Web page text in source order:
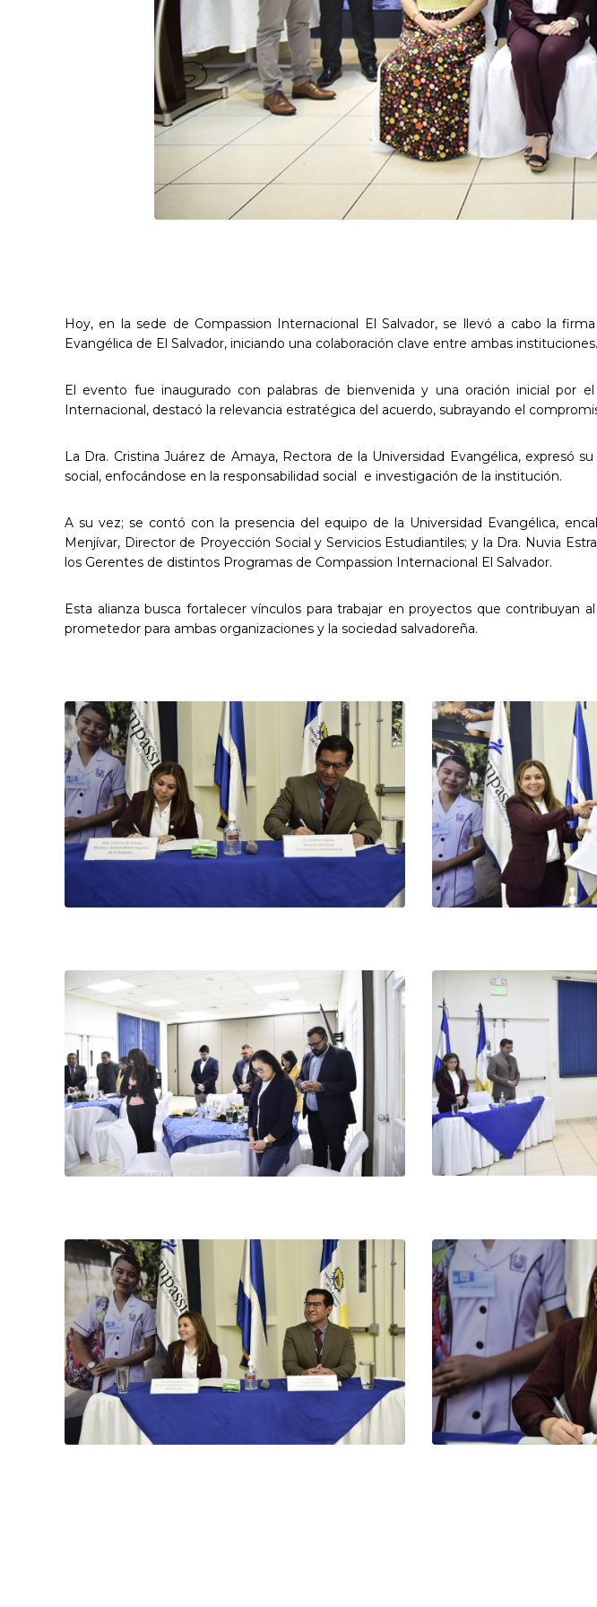
Hoy, en la sede de Compassion Internacional El Salvador, se llevó a cabo la
Evangélica de El Salvador, iniciando una colaboración clave entre ambas instituciones.
El evento fue inaugurado con palabras de bienvenida y una oración inicial por
Internacional, destacó la relevancia estratégica del acuerdo, subrayando el
La Dra. Cristina Juárez de Amaya, Rectora de la Universidad Evangélica, expresó
social, enfocándose en la responsabilidad social e investigación de la institución.
A su vez; se contó con la presencia del equipo de la Universidad Evangélica,
Menjívar, Director de Proyección Social y Servicios Estudiantiles; y la Dra. Nuvia
los Gerentes de distintos Programas de Compassion Internacional El Salvador.
Esta alianza busca fortalecer vínculos para trabajar en proyectos que
prometedor para ambas organizaciones y la sociedad salvadoreña.